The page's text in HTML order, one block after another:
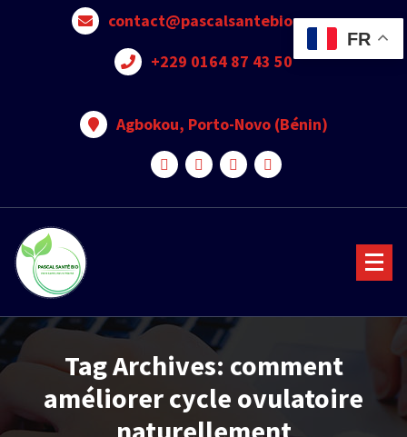
contact@pascalsantebio.com
+229 0164 87 43 50
Agbokou, Porto-Novo (Bénin)
Tag Archives: comment
améliorer cycle ovulatoire
FR